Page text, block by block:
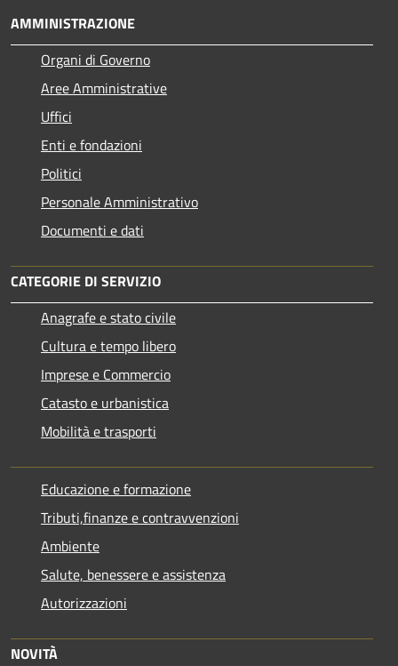
AMMINISTRAZIONE
Organi di Governo
Aree Amministrative
Uffici
Enti e fondazioni
Politici
Personale Amministrativo
Documenti e dati
CATEGORIE DI SERVIZIO
Anagrafe e stato civile
Cultura e tempo libero
Imprese e Commercio
Catasto e urbanistica
Mobilità e trasporti
Educazione e formazione
Tributi,finanze e contravvenzioni
Ambiente
Salute, benessere e assistenza
Autorizzazioni
NOVITÀ